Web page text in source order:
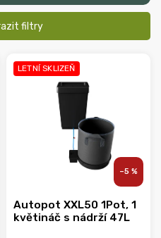
LETNÍ SKLIZEŇ
–5 %
Autopot XXL50 1Pot, 1
květináč s nádrží 47L